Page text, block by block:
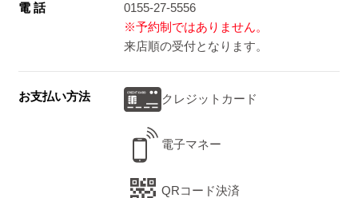
電 話
0155-27-5556
※予約制ではありません。
来店順の受付となります。
お支払い方法 クレジットカード
電子マネー
QRコード決済